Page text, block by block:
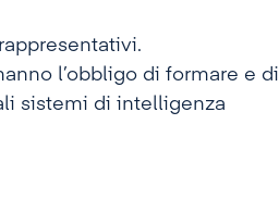
l’obbligo di formare e di
sistemi di intelligenza